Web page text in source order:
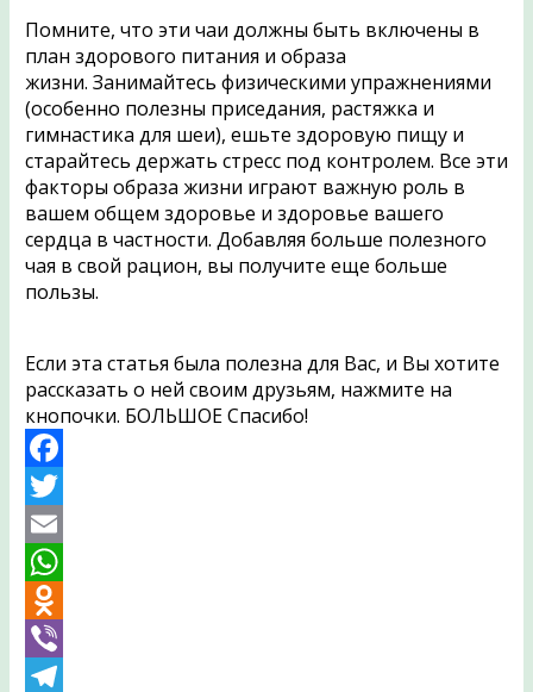
Помните, что эти чаи должны быть включены в
план здорового питания и образа
жизни. Занимайтесь физическими упражнениями
(особенно полезны приседания, растяжка и
гимнастика для шеи), ешьте здоровую пищу и
старайтесь держать стресс под контролем. Все эти
факторы образа жизни играют важную роль в
вашем общем здоровье и здоровье вашего
сердца в частности. Добавляя больше полезного
чая в свой рацион, вы получите еще больше
пользы.
Если эта статья была полезна для Вас, и Вы хотите
рассказать о ней своим друзьям, нажмите на
кнопочки. БОЛЬШОЕ Спасибо!
Facebook
Twitter
Email
WhatsApp
Odnoklassniki
Viber